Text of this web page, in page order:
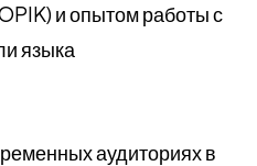
и опытом работы с
языка
аудиториях в